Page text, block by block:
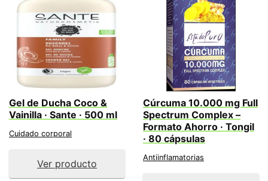
Gel de Ducha Coco &
Vainilla · Sante · 500 ml
Cuidado corporal
Ver producto
Cúrcuma 10.000 mg Full
Spectrum Complex –
Formato Ahorro · Tongil
· 80 cápsulas
Antiinflamatorias